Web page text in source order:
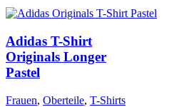
Adidas T-Shirt
Originals Longer
Pastel
Frauen, Oberteile, T-Shirts